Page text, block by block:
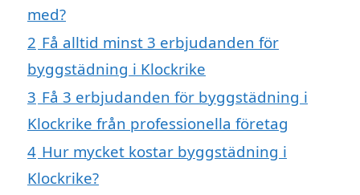
med?
2 Få alltid minst 3 erbjudanden för
byggstädning i Klockrike
3 Få 3 erbjudanden för byggstädning i
Klockrike från professionella företag
4 Hur mycket kostar byggstädning i
Klockrike?